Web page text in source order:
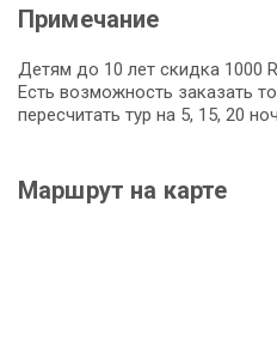
Примечание
Детям до 10 лет скидка 1000
Есть возможность заказать
пересчитать тур на 5, 15, 20
Маршрут на карте